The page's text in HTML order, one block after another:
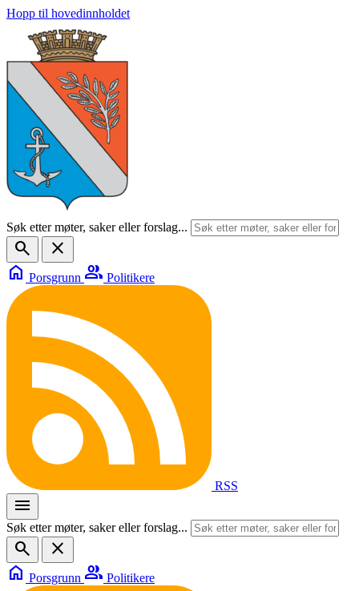
Hopp til hovedinnholdet
Søk etter møter, saker eller forslag...
search
close
home Porsgrunn group Politikere
RSS
menu
Søk etter møter, saker eller forslag...
search
close
home Porsgrunn group Politikere